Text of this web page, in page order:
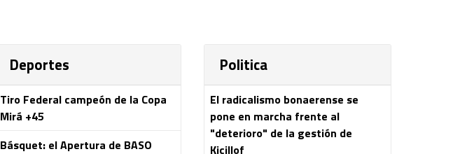
Deportes
Tiro Federal campeón de la Copa
Mirá +45
Básquet: el Apertura de BASO
Politica
El radicalismo bonaerense se
pone en marcha frente al
"deterioro" de la gestión de
Kicillof